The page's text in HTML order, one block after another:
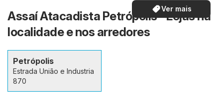
Ver mais
Assaí Atacadista Petrópolis - Lojas na
localidade e nos arredores
Petrópolis
Estrada União e Industria
870